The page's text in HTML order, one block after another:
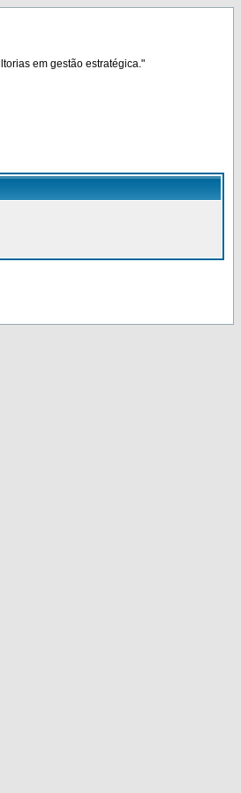
em gestão estratégica."